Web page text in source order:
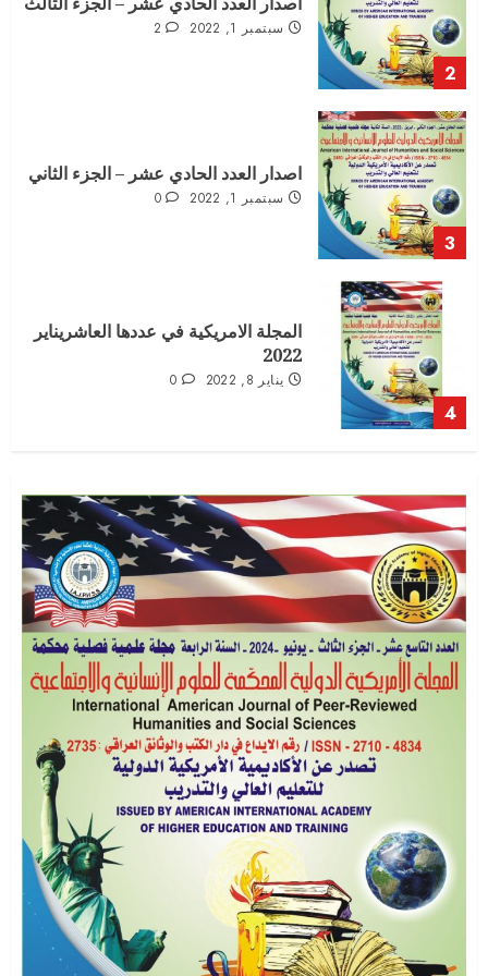
2
سبتمبر 1, 2022 2
3
اصدار العدد الحادي عشر – الجزء الثاني
سبتمبر 1, 2022 0
4
المجلة الامريكية في عددها العاشريناير
2022
يناير 8, 2022 0
5
المجلة الامريكية الدولية العدد السابع
الجزء الثالث
أغسطس 16, 2021 0
العدد الثاني عشر – الجزء الاول – الخاص
بوقائع المؤتمر العلمي الدولي التاسع
سبتمبر 3, 2022 0
اصدار العدد الحادي عشر – الجزء الثالث
سبتمبر 1, 2022